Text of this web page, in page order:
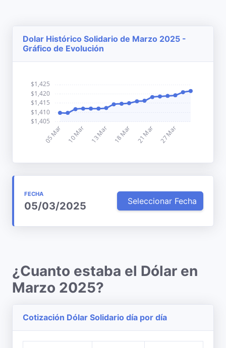
Dolar Histórico Solidario de Marzo 2025 -
Gráfico de Evolución
FECHA
05/03/2025 Seleccionar Fecha
¿Cuanto estaba el Dólar en
Marzo 2025?
Cotización Dólar Solidario día por día